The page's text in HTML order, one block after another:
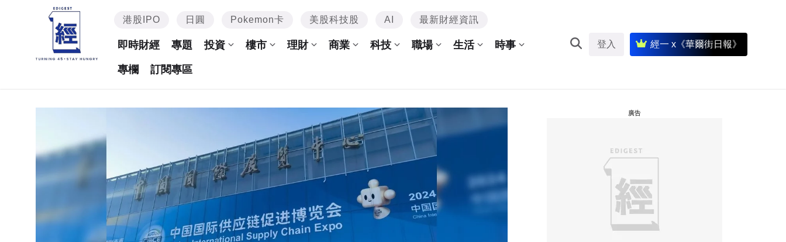
港股IPO 日圓 Pokemon卡 美股科技股 AI 最新財經資訊
即時財經 專題 投資 樓市 理財 商業 科技 職場 生活 時事
專欄 訂閱專區
登入 經一 x《華爾街日報》
廣告